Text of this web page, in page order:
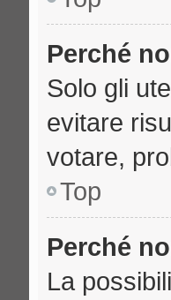
Perché
Solo gli
evitare
votare,
Top
Perché
La